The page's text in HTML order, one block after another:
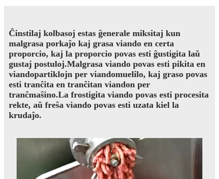
Ĉinstilaj kolbasoj estas ĝenerale miksitaj kun
malgrasa porkaĵo kaj grasa viando en certa
proporcio, kaj la proporcio povas esti ĝustigita laŭ
gustaj postuloj.Malgrasa viando povas esti pikita en
viandopartiklojn per viandomuelilo, kaj graso povas
esti tranĉita en tranĉitan viandon per
tranĉmaŝino.La frostigita viando povas esti procesita
rekte, aŭ freŝa viando povas esti uzata kiel la
krudaĵo.